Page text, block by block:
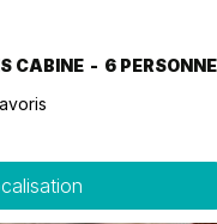
CABINE
6